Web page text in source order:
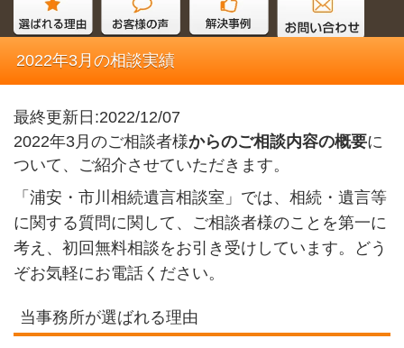
2022年3月の相談実績
最終更新日:2022/12/07
2022年3月のご相談者様からのご相談内容の概要に
ついて、ご紹介させていただきます。
「浦安・市川相続遺言相談室」では、相続・遺言等
に関する質問に関して、ご相談者様のことを第一に
考え、初回無料相談をお引き受けしています。どう
ぞお気軽にお電話ください。
当事務所が選ばれる理由